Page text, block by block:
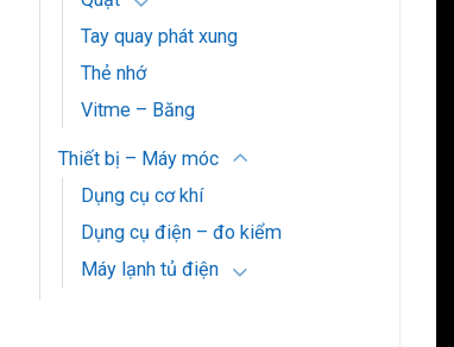
Tay quay phát xung
Thẻ nhớ
Vitme – Băng
Thiết bị – Máy móc
Dụng cụ cơ khí
Dụng cụ điện – đo kiểm
Máy lạnh tủ điện